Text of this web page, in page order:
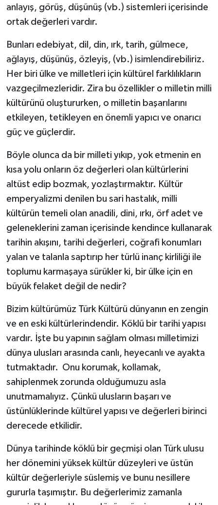
anlayış, görüş, düşünüş (vb.) sistemleri içerisinde
ortak değerleri vardır.
Bunları edebiyat, dil, din, ırk, tarih, gülmece,
ağlayış, düşünüş, özleyiş, (vb.) isimlendirebiliriz.
Her biri ülke ve milletleri için kültürel farklılıkların
vazgeçilmezleridir. Zira bu özellikler o milletin milli
kültürünü oluştururken, o milletin başarılarını
etkileyen, tetikleyen en önemli yapıcı ve onarıcı
güç ve güçlerdir.
Böyle olunca da bir milleti yıkıp, yok etmenin en
kısa yolu onların öz değerleri olan kültürlerini
altüst edip bozmak, yozlaştırmaktır. Kültür
emperyalizmi denilen bu sari hastalık, milli
kültürün temeli olan anadili, dini, ırkı, örf adet ve
geleneklerini zaman içerisinde kendince kullanarak
tarihin akışını, tarihi değerleri, coğrafi konumları
yalan ve talanla saptırıp her türlü inanç kirliliği ile
toplumu karmaşaya sürükler ki, bir ülke için en
büyük felaket değil de nedir?
Bizim kültürümüz Türk Kültürü dünyanın en zengin
ve en eski kültürlerindendir. Köklü bir tarihi yapısı
vardır. İşte bu yapının sağlam olması milletimizi
dünya ulusları arasında canlı, heyecanlı ve ayakta
tutmaktadır. Onu korumak, kollamak,
sahiplenmek zorunda olduğumuzu asla
unutmamalıyız. Çünkü ulusların başarı ve
üstünlüklerinde kültürel yapısı ve değerleri birinci
derecede etkilidir.
Dünya tarihinde köklü bir geçmişi olan Türk ulusu
her dönemini yüksek kültür düzeyleri ve üstün
kültür değerleriyle süslemiş ve bunu nesillere
gururla taşımıştır. Bu değerlerimiz zamanla